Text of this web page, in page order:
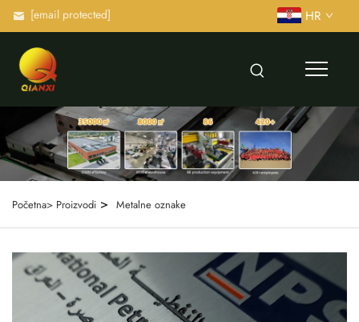
[email protected] HR
Početna> Proizvodi > Metalne oznake